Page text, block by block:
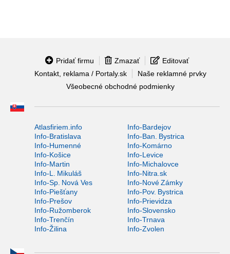
Pridať firmu Zmazať
Editovať
Kontakt, reklama / Portaly.sk
Naše reklamné prvky
Všeobecné obchodné podmienky
Atlasfiriem.info
Info-Bardejov
Info-Bratislava
Info-Ban. Bystrica
Info-Humenné
Info-Komárno
Info-Košice
Info-Levice
Info-Martin
Info-Michalovce
Info-L. Mikuláš
Info-Nitra.sk
Info-Sp. Nová Ves
Info-Nové Zámky
Info-Piešťany
Info-Pov. Bystrica
Info-Prešov
Info-Prievidza
Info-Ružomberok
Info-Slovensko
Info-Trenčín
Info-Trnava
Info-Žilina
Info-Zvolen